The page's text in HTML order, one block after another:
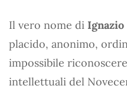
Il vero nome di
placido, anonimo,
impossibile
intellettuali del